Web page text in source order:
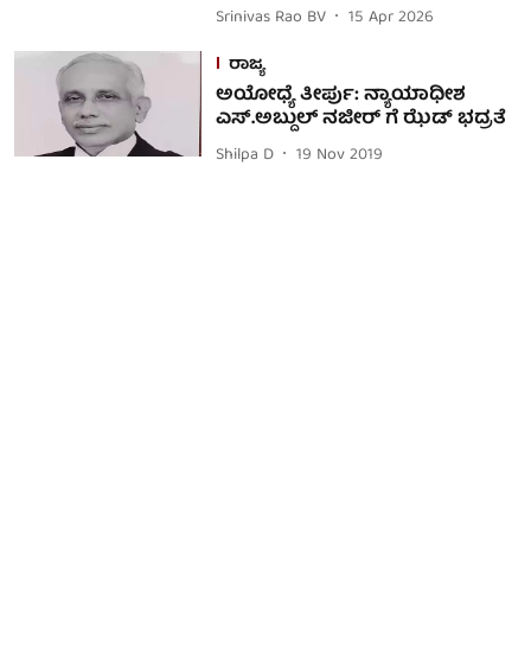
Srinivas Rao BV
15 Apr 2026
ರಾಜ್ಯ
ಅಯೋಧ್ಯೆ ತೀರ್ಪು: ನ್ಯಾಯಾಧೀಶ
ಎಸ್.ಅಬ್ದುಲ್ ನಜೀರ್ ಗೆ ಝೆಡ್ ಭದ್ರತೆ
Shilpa D 19 Nov 2019